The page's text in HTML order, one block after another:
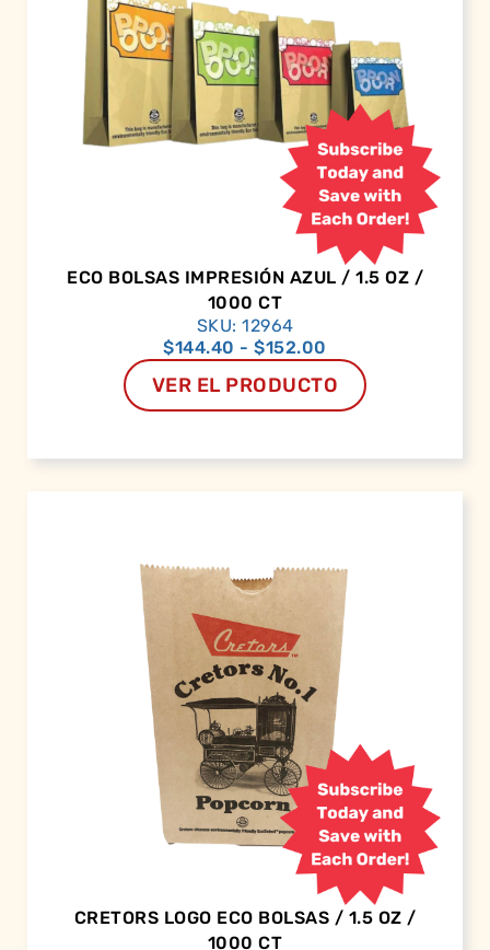
ECO BOLSAS IMPRESIÓN AZUL / 1.5 OZ /
1000 CT
SKU: 12964
$144.40 - $152.00
VER EL PRODUCTO
CRETORS LOGO ECO BOLSAS / 1.5 OZ /
1000 CT